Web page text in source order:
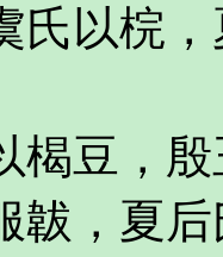
氏以梡
楬豆，
韍，夏